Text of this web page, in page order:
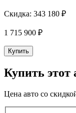
Скидка: 343 180 ₽
1 715 900 ₽
Купить
Купить этот
Цена авто со